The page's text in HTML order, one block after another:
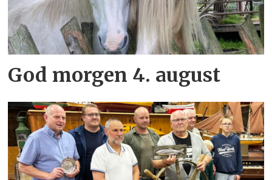
God morgen 4. august